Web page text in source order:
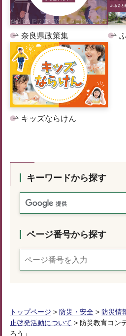
奈良県政策集
キッズならけん
キーワードから探す
ページ番号から探す
トップページ > 防災・安全 > 防災情
止啓発活動について > 防災教育コン
ろう」